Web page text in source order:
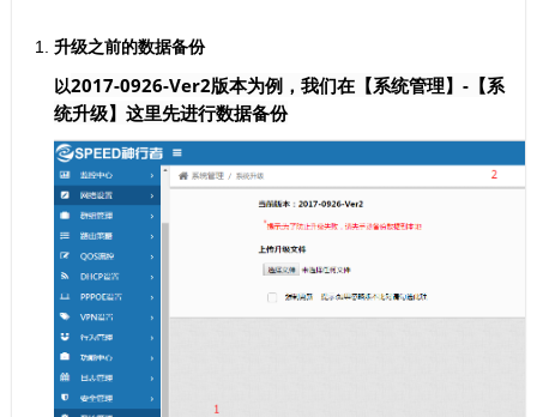
升级之前的数据备份
以2017-0926-Ver2版本为例，我们在【系统管理】-【系
统升级】这里先进行数据备份